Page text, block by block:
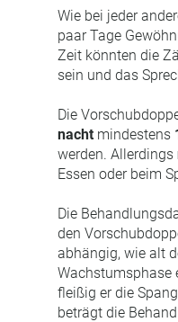
Wie bei jeder
paar Tage
Zeit könnten die
sein und das
Die
nacht mindestens
werden. Allerdings
Essen oder beim
Die
den
abhängig, wie alt
Wachstumsphase
fleißig er die
beträgt die